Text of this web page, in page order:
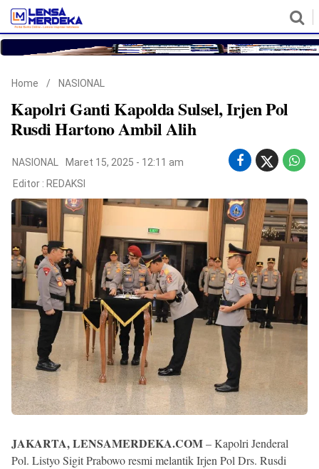
©
Copyright
2026
Lensa
Merdeka
Home / NASIONAL
Kapolri Ganti Kapolda Sulsel, Irjen Pol
Rusdi Hartono Ambil Alih
NASIONAL
Maret 15, 2025 - 12:11 am
Editor : REDAKSI
JAKARTA, LENSAMERDEKA.COM– Kapolri Jenderal
Pol. Listyo Sigit Prabowo resmi melantik Irjen Pol Drs. Rusdi